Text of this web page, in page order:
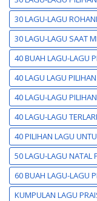
30 LAGU-LAGU
30 LAGU-LAGU SAAT
40 BUAH LAGU-LAGU
40 LAGU LAGU
40 LAGU-LAGU
40 LAGU-LAGU
40 PILIHAN LAGU
50 LAGU-LAGU NATAL
60 BUAH LAGU-LAGU
KUMPULAN LAGU